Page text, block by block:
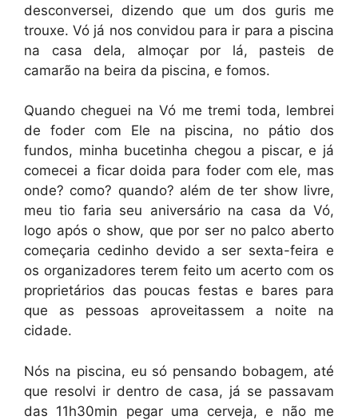
desconversei, dizendo que um dos guris me
trouxe. Vó já nos convidou para ir para a piscina
na casa dela, almoçar por lá, pasteis de
camarão na beira da piscina, e fomos.
Quando cheguei na Vó me tremi toda, lembrei
de foder com Ele na piscina, no pátio dos
fundos, minha bucetinha chegou a piscar, e já
comecei a ficar doida para foder com ele, mas
onde? como? quando? além de ter show livre,
meu tio faria seu aniversário na casa da Vó,
logo após o show, que por ser no palco aberto
começaria cedinho devido a ser sexta-feira e
os organizadores terem feito um acerto com os
proprietários das poucas festas e bares para
que as pessoas aproveitassem a noite na
cidade.
Nós na piscina, eu só pensando bobagem, até
que resolvi ir dentro de casa, já se passavam
das 11h30min pegar uma cerveja, e não me